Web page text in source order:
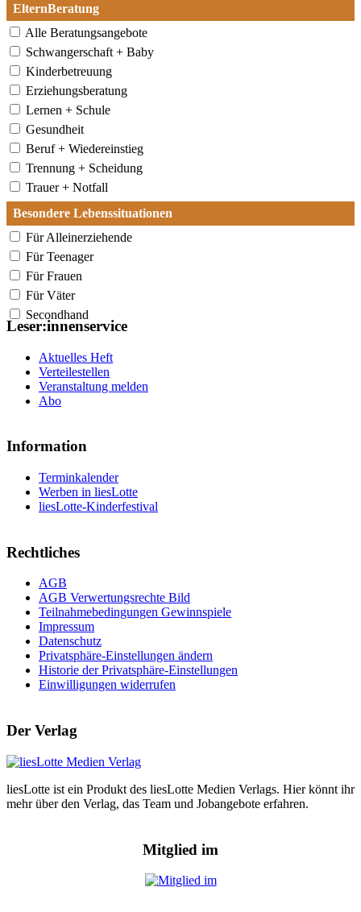
ElternBeratung
Alle Beratungsangebote
Schwangerschaft + Baby
Kinderbetreuung
Erziehungsberatung
Lernen + Schule
Gesundheit
Beruf + Wiedereinstieg
Trennung + Scheidung
Trauer + Notfall
Besondere Lebenssituationen
Für Alleinerziehende
Für Teenager
Für Frauen
Für Väter
Secondhand
Leser:innenservice
Aktuelles Heft
Verteilestellen
Veranstaltung melden
Abo
Information
Terminkalender
Werben in liesLotte
liesLotte-Kinderfestival
Rechtliches
AGB
AGB Verwertungsrechte Bild
Teilnahmebedingungen Gewinnspiele
Impressum
Datenschutz
Privatsphäre-Einstellungen ändern
Historie der Privatsphäre-Einstellungen
Einwilligungen widerrufen
Der Verlag
liesLotte ist ein Produkt des liesLotte Medien Verlags. Hier könnt ihr
mehr über den Verlag, das Team und Jobangebote erfahren.
Mitglied im